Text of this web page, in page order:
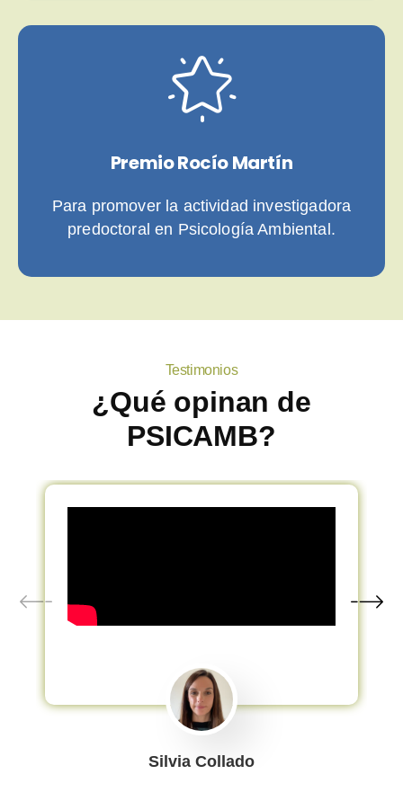
Premio Rocío Martín
Para promover la actividad investigadora
predoctoral en Psicología Ambiental.
Testimonios
¿Qué opinan de
PSICAMB?
Silvia Collado